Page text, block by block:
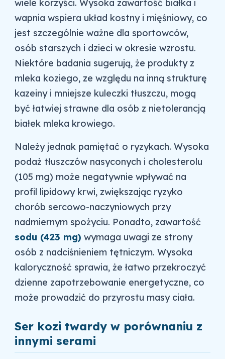
wiele korzyści. Wysoka zawartość białka i
wapnia wspiera układ kostny i mięśniowy, co
jest szczególnie ważne dla sportowców,
osób starszych i dzieci w okresie wzrostu.
Niektóre badania sugerują, że produkty z
mleka koziego, ze względu na inną strukturę
kazeiny i mniejsze kuleczki tłuszczu, mogą
być łatwiej strawne dla osób z nietolerancją
białek mleka krowiego.
Należy jednak pamiętać o ryzykach. Wysoka
podaż tłuszczów nasyconych i cholesterolu
(105 mg) może negatywnie wpływać na
profil lipidowy krwi, zwiększając ryzyko
chorób sercowo-naczyniowych przy
nadmiernym spożyciu. Ponadto, zawartość
sodu (423 mg) wymaga uwagi ze strony
osób z nadciśnieniem tętniczym. Wysoka
kaloryczność sprawia, że łatwo przekroczyć
dzienne zapotrzebowanie energetyczne, co
może prowadzić do przyrostu masy ciała.
Ser kozi twardy w porównaniu z
innymi serami